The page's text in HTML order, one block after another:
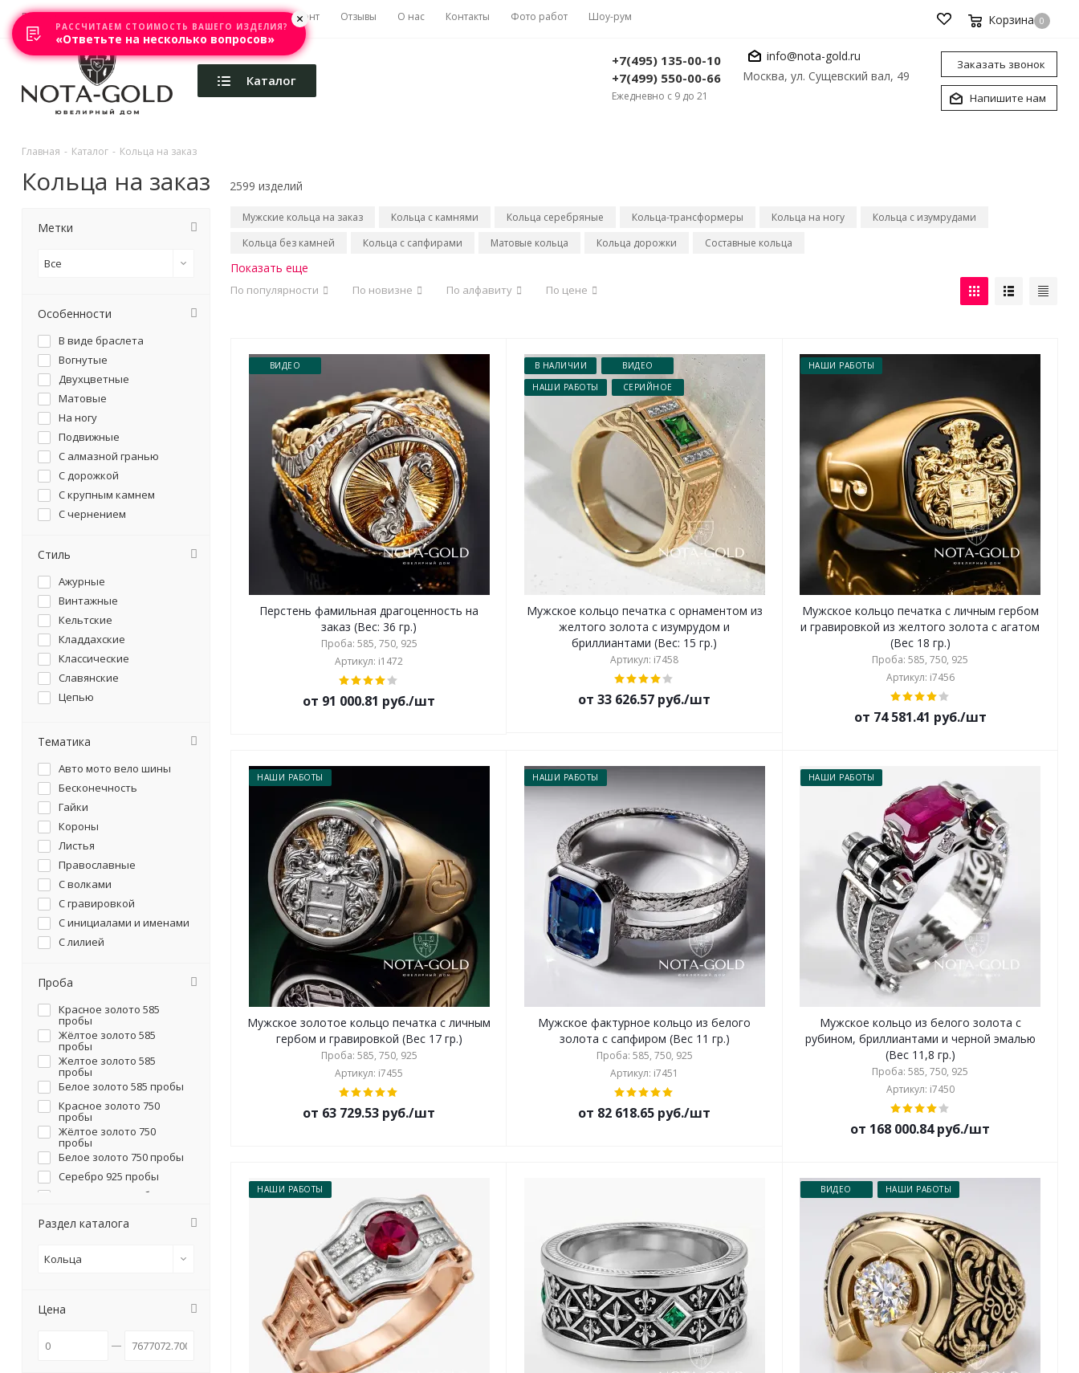
Главная Акции Каталоги Изготовление Ремонт Отзывы О нас Контакты Фото работ Шоу-рум Корзина 0
Каталог
+7(495) 135-00-10
+7(499) 550-00-66
Ежедневно с 9 до 21
info@nota-gold.ru
Москва, ул. Сущевский вал, 49
Заказать звонок
Напишите нам
Главная - Каталог - Кольца на заказ
Кольца на заказ 2599 изделий
Мужские кольца на заказ Кольца с камнями Кольца серебряные Кольца-трансформеры Кольца на ногу
Кольца с изумрудами
Кольца без камней
Кольца с сапфирами Матовые кольца Кольца дорожки Составные кольца
Показать еще
По популярности По новизне По алфавиту По цене
ВИДЕО
Перстень фамильная драгоценность на
заказ (Вес: 36 гр.)
Проба: 585, 750, 925
Артикул: i1472
от 91 000.81 руб./шт
В НАЛИЧИИ
ВИДЕО
НАШИ РАБОТЫ
СЕРИЙНОЕ
Мужское кольцо печатка с орнаментом из
желтого золота с изумрудом и
бриллиантами (Вес: 15 гр.)
Артикул: i7458
от 33 626.57 руб./шт
НАШИ РАБОТЫ
Мужское кольцо печатка с личным гербом
и гравировкой из желтого золота с агатом
(Вес 18 гр.)
Проба: 585, 750, 925
Артикул: i7456
от 74 581.41 руб./шт
НАШИ РАБОТЫ
Мужское золотое кольцо печатка с личным
гербом и гравировкой (Вес 17 гр.)
Проба: 585, 750, 925
Артикул: i7455
от 63 729.53 руб./шт
НАШИ РАБОТЫ
Мужское фактурное кольцо из белого
золота с сапфиром (Вес 11 гр.)
Проба: 585, 750, 925
Артикул: i7451
от 82 618.65 руб./шт
НАШИ РАБОТЫ
Мужское кольцо из белого золота с
рубином, бриллиантами и черной эмалью
(Вес 11,8 гр.)
Проба: 585, 750, 925
Артикул: i7450
от 168 000.84 руб./шт
НАШИ РАБОТЫ ВИДЕО НАШИ РАБОТЫ
Метки
Все
Особенности
В виде браслета
Вогнутые
Двухцветные
Матовые
На ногу
Подвижные
С алмазной гранью
С дорожкой
С крупным камнем
С чернением
Составные
Узкие
Стиль
Ажурные
Винтажные
Кельтские
Кладдахские
Классические
Славянские
Цепью
Тематика
Авто мото вело шины
Бесконечность
Гайки
Короны
Листья
Православные
С волками
С гравировкой
С инициалами и именами
С лилией
С плетением косички
С символикой
Со слонами
Цветы
Проба
Красное золото 585
пробы
Жёлтое золото 585
пробы
Желтое золото 585
пробы
Белое золото 585 пробы
Красное золото 750
пробы
Жёлтое золото 750
пробы
Белое золото 750 пробы
Серебро 925 пробы
Платина 585 пробы
Раздел каталога
Кольца
Цена
РАССЧИТАЕМ СТОИМОСТЬ ВАШЕГО ИЗДЕЛИЯ?
«Ответьте на несколько вопросов»